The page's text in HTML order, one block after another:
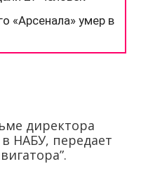
директора
НАБУ, передает